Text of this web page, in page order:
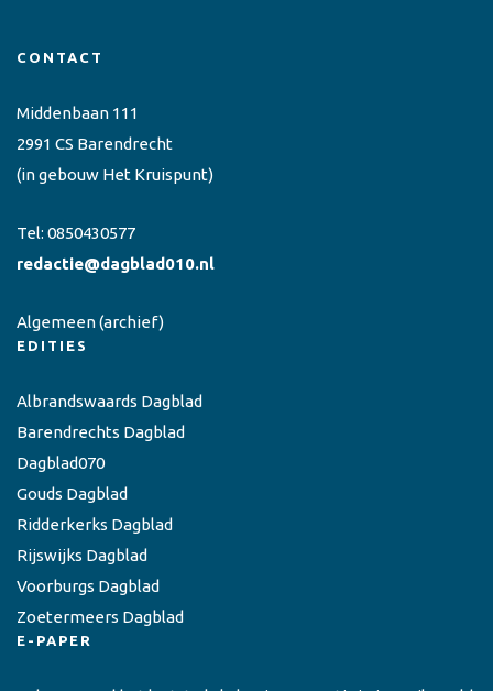
CONTACT
Middenbaan 111
2991 CS Barendrecht
(in gebouw Het Kruispunt)
Tel: 0850430577
redactie@dagblad010.nl
Algemeen(archief)
EDITIES
Albrandswaards Dagblad
Barendrechts Dagblad
Dagblad070
Gouds Dagblad
Ridderkerks Dagblad
Rijswijks Dagblad
Voorburgs Dagblad
Zoetermeers Dagblad
E-PAPER